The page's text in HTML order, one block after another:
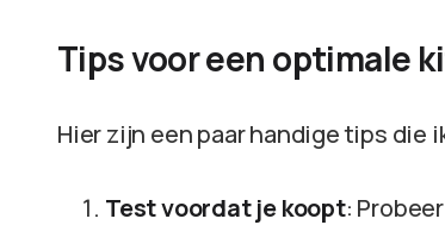
Tips voor een optimale
Hier zijn een paar handige tips die
Test voordat je koopt: